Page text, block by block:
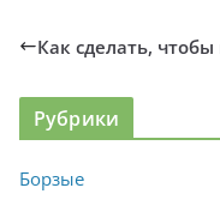
Как сделать,
Рубрики
Борзые